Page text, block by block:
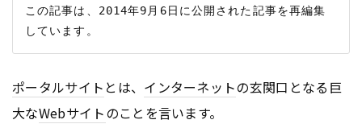
この記事は、2014年9月6日に公開された記事を再編集
ポータルサイト とは、 インターネットの玄関口となる巨
大なWebサイトのことを言います。